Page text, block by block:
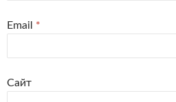
Email *
Сайт